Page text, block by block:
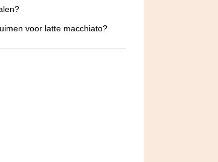
voor latte macchiato?